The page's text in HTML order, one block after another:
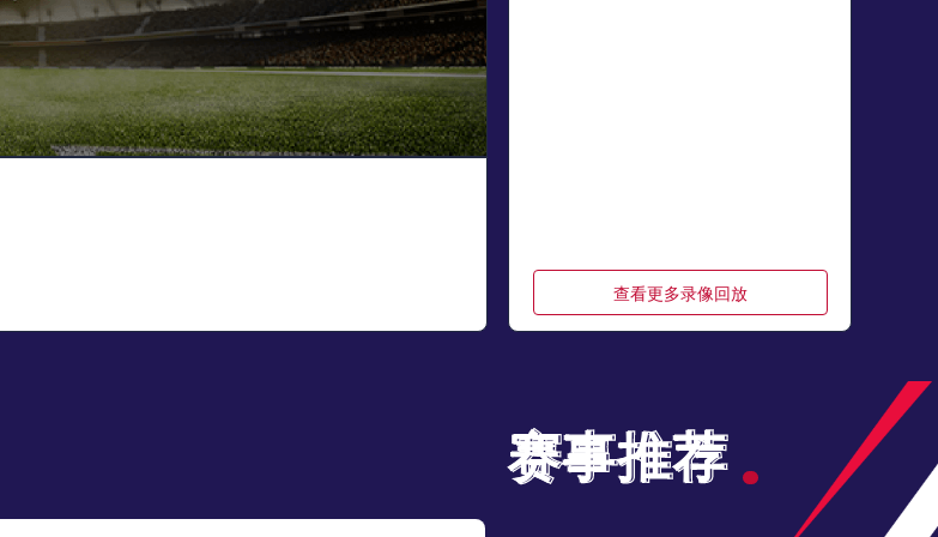
查看更多录像回放
赛事推荐
赛事推荐